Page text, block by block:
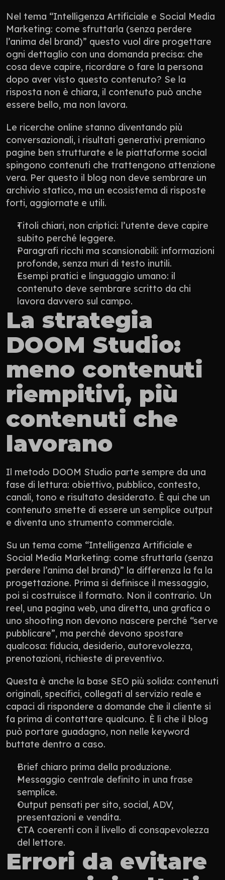
Nel tema “Intelligenza Artificiale e Social Media
Marketing: come sfruttarla (senza perdere
l’anima del brand)” questo vuol dire progettare
ogni dettaglio con una domanda precisa: che
cosa deve capire, ricordare o fare la persona
dopo aver visto questo contenuto? Se la
risposta non è chiara, il contenuto può anche
essere bello, ma non lavora.
Le ricerche online stanno diventando più
conversazionali, i risultati generativi premiano
pagine ben strutturate e le piattaforme social
spingono contenuti che trattengono attenzione
vera. Per questo il blog non deve sembrare un
archivio statico, ma un ecosistema di risposte
forti, aggiornate e utili.
Titoli chiari, non criptici: l’utente deve capire
subito perché leggere.
Paragrafi ricchi ma scansionabili: informazioni
profonde, senza muri di testo inutili.
Esempi pratici e linguaggio umano: il
contenuto deve sembrare scritto da chi
lavora davvero sul campo.
La strategia
DOOM Studio:
meno contenuti
riempitivi, più
contenuti che
lavorano
Il metodo DOOM Studio parte sempre da una
fase di lettura: obiettivo, pubblico, contesto,
canali, tono e risultato desiderato. È qui che un
contenuto smette di essere un semplice output
e diventa uno strumento commerciale.
Su un tema come “Intelligenza Artificiale e
Social Media Marketing: come sfruttarla (senza
perdere l’anima del brand)” la differenza la fa la
progettazione. Prima si definisce il messaggio,
poi si costruisce il formato. Non il contrario. Un
reel, una pagina web, una diretta, una grafica o
uno shooting non devono nascere perché “serve
pubblicare”, ma perché devono spostare
qualcosa: fiducia, desiderio, autorevolezza,
prenotazioni, richieste di preventivo.
Questa è anche la base SEO più solida: contenuti
originali, specifici, collegati al servizio reale e
capaci di rispondere a domande che il cliente si
fa prima di contattare qualcuno. È lì che il blog
può portare guadagno, non nelle keyword
buttate dentro a caso.
Brief chiaro prima della produzione.
Messaggio centrale definito in una frase
semplice.
Output pensati per sito, social, ADV,
presentazioni e vendita.
CTA coerenti con il livello di consapevolezza
del lettore.
Errori da evitare